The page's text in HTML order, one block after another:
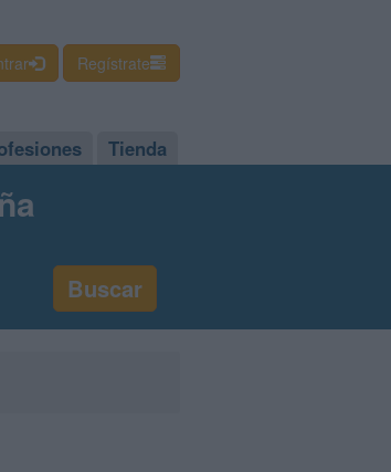
Regístrate
Tienda